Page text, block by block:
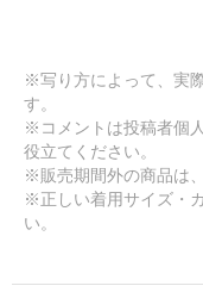
※写り方によって、実
す。
※コメントは投稿者個
役立てください。
※販売期間外の商品は
※正しい着用サイズ・
い。